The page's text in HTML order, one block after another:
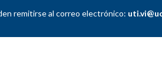
remitirse al correo electrónico: